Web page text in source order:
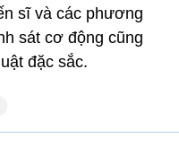
sĩ và các phương
sát cơ động cũng
đặc sắc.